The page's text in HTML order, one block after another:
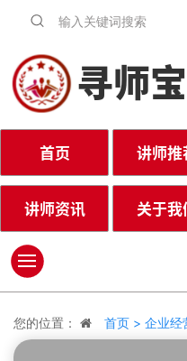
寻师宝
首页 讲师推
讲师资讯 关于我
您的位置： 首页 > 企业经